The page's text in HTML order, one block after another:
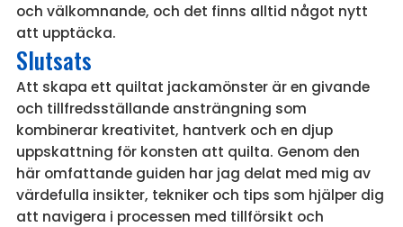
och välkomnande, och det finns alltid något nytt
att upptäcka.
Slutsats
Att skapa ett quiltat jackamönster är en givande
och tillfredsställande ansträngning som
kombinerar kreativitet, hantverk och en djup
uppskattning för konsten att quilta. Genom den
här omfattande guiden har jag delat med mig av
värdefulla insikter, tekniker och tips som hjälper dig
att navigera i processen med tillförsikt och